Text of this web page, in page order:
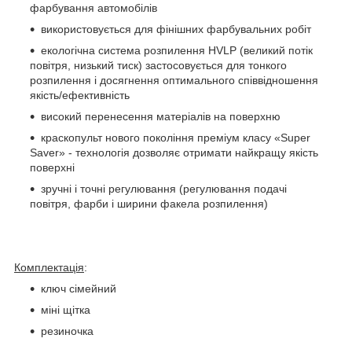
фарбування автомобілів
використовується для фінішних фарбувальних робіт
екологічна система розпилення HVLP (великий потік
повітря, низький тиск) застосовується для тонкого
розпилення і досягнення оптимального співвідношення
якість/ефективність
високий перенесення матеріалів на поверхню
краскопульт нового покоління преміум класу «Super
Saver» - технологія дозволяє отримати найкращу якість
поверхні
зручні і точні регулювання (регулювання подачі
повітря, фарби і ширини факела розпилення)
Комплектація:
ключ сімейний
міні щітка
резиночка